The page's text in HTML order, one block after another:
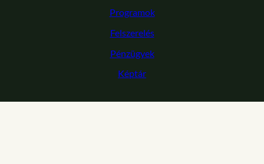
Programok
Felszerelés
Pénzügyek
Képtár